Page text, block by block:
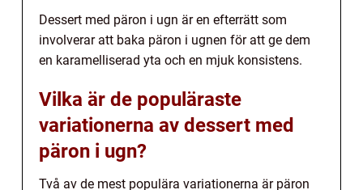
Dessert med päron i ugn är en efterrätt som
involverar att baka päron i ugnen för att ge dem
en karamelliserad yta och en mjuk konsistens.
Vilka är de populäraste
variationerna av dessert med
päron i ugn?
Två av de mest populära variationerna är päron